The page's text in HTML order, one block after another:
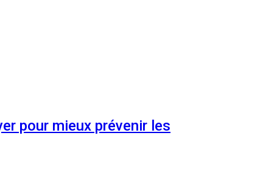
pour mieux prévenir les